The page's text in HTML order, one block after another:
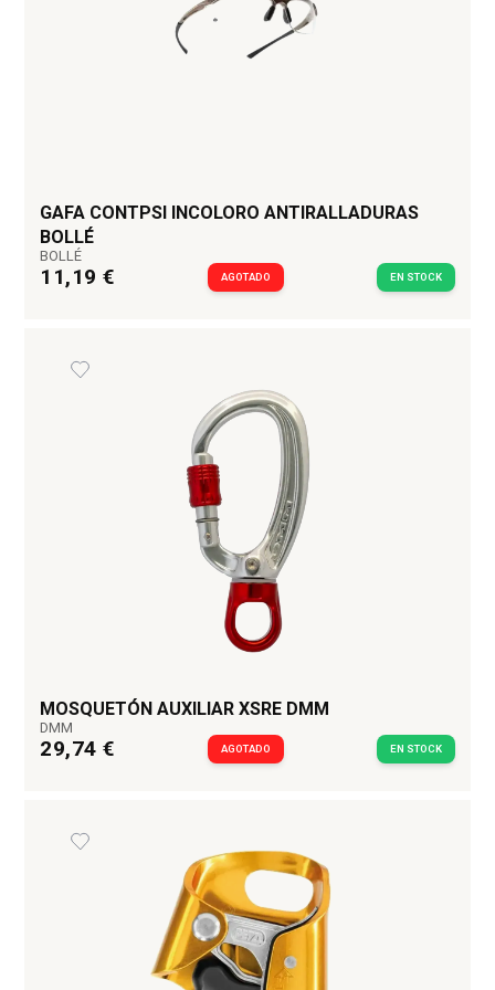
GAFA CONTPSI INCOLORO ANTIRALLADURAS
BOLLÉ
BOLLÉ
11,19 € AGOTADO EN STOCK
MOSQUETÓN AUXILIAR XSRE DMM
DMM
29,74 € AGOTADO EN STOCK